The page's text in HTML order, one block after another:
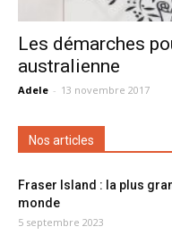
Les démarches
australienne
Adele - 13 novembre 2017
Nos articles
Fraser Island : la plus
monde
5 septembre 2023